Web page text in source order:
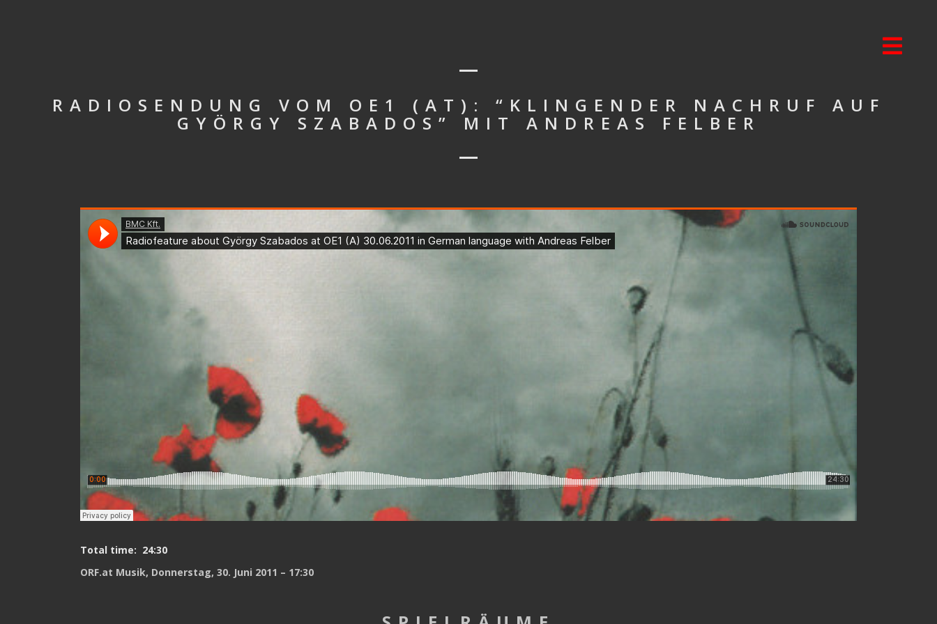
RADIOSENDUNG VOM OE1 (AT): “KLINGENDER NACHRUF AUF
GYÖRGY SZABADOS” MIT ANDREAS FELBER
Total time: 24:30
ORF.at Musik, Donnerstag, 30. Juni 2011 – 17:30